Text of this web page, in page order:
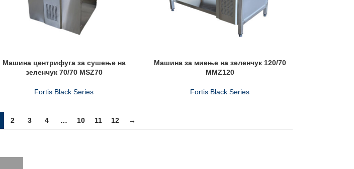
Машина центрифуга за сушење на
зеленчук 70/70 MSZ70
Fortis Black Series
Машина за миење на зеленчук 120/70
MMZ120
Fortis Black Series
2 3 4 … 10 11 12 →